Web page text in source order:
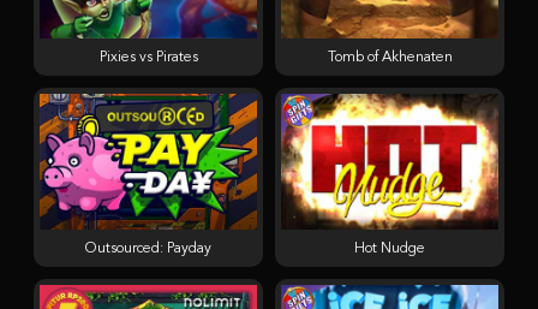
Outsourced: Payday Hot Nudge
Tomb of Akhenaten
Pixies vs Pirates